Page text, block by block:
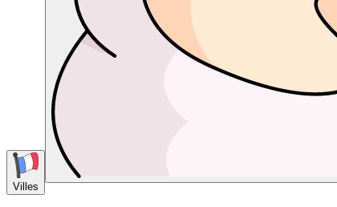
Villes